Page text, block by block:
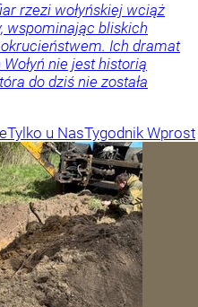
rzezi wołyńskiej wciąż
wspominając bliskich
Ich dramat
nie jest historią
do dziś nie została
Tylko u NasTygodnik Wprost